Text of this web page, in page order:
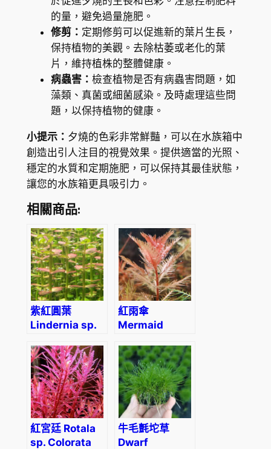
的量，避免過量施肥。
修剪： 定期修剪可以促進新的葉片生長，
保持植物的美觀。去除枯萎或老化的葉
片，維持植株的整體健康。
病蟲害： 檢查植物是否有病蟲害問題，如
藻類、真菌或細菌感染。及時處理這些問
題，以保持植物的健康。
小提示： 夕燒的色彩非常鮮豔，可以在水族箱中
創造出引人注目的視覺效果。提供適當的光照、
穩定的水質和定期施肥，可以保持其最佳狀態，
讓您的水族箱更具吸引力。
相關商品:
紫紅圓葉
Lindernia sp.
lindernia)
紅雨傘
Mermaid
(Proserpinaca
palustris)
紅宮廷 Rotala
sp. Colorata
牛毛氈坨草
Dwarf